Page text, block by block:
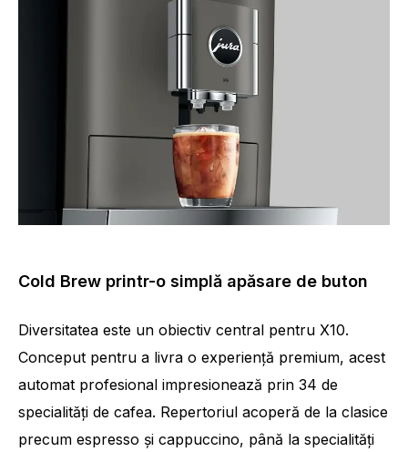
Cold Brew printr-o simplă apăsare de buton
Diversitatea este un obiectiv central pentru X10.
Conceput pentru a livra o experiență premium, acest
automat profesional impresionează prin 34 de
specialități de cafea. Repertoriul acoperă de la clasice
precum espresso și cappuccino, până la specialități